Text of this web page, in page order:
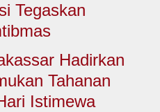
Sorot Nasional
EKONOMI
Tegaskan
Hadirkan
Tahanan
Istimewa